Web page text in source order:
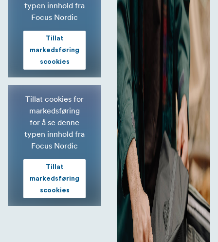
typen innhold fra
Focus Nordic
Tillat
markedsføring
scookies
Tillat cookies for
markedsføring
for å se denne
typen innhold fra
Focus Nordic
Tillat
markedsføring
scookies